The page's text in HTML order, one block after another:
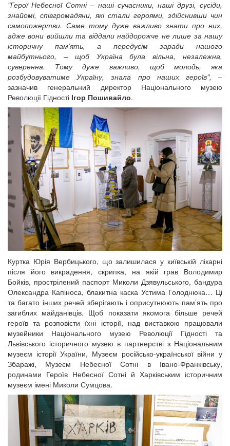
"Герої Небесної Сотні – наші сучасники, наші друзі, сусіди,
знайомі, співгромадяни, які стали героями, здійснивши чин
самопожертви. Саме тому дуже важливо знати про них,
адже вони вийшли та віддали найдорожче не лише за нашу
історичну пам’ять, а передусім заради нашого
майбутнього, – щоб Україна була вільна, незалежна,
суверенна. Тому дуже важливо, щоб молодь, яка
розбудовуватиме Україну, знала про наших героїв", –
зазначив генеральний директор Національного музею
Революції Гідності Ігор Пошивайло.
Куртка Юрія Вербицького, що залишилася у київській лікарні
після його викрадення, скрипка, на якій грав Володимир
Бойків, прострілений паспорт Миколи Дзявульського, бандура
Олександра Капіноса, блакитна каска Устима Голоднюка… Ці
та багато інших речей зберігають і оприсутнюють пам’ять про
загиблих майданівців. Щоб показати якомога більше речей
героїв та розповісти їхні історії, над виставкою працювали
музейники Національного музею Революції Гідності та
Львівського історичного музею в партнерстві з Національним
музеєм історії України, Музеєм російсько-української війни у
Збаражі, Музеєм Небесної Сотні в Івано-Франківську,
родинами Героїв Небесної Сотні й Харківським історичним
музеєм імені Миколи Сумцова.